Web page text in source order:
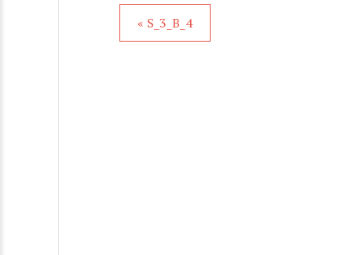
« S_3_B_4